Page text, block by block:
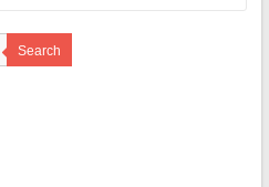
Search